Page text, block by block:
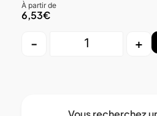
À partir de
6,53€
- +